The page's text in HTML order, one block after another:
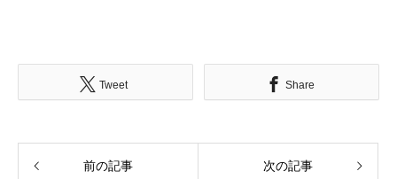
Tweet Share
前の記事 次の記事